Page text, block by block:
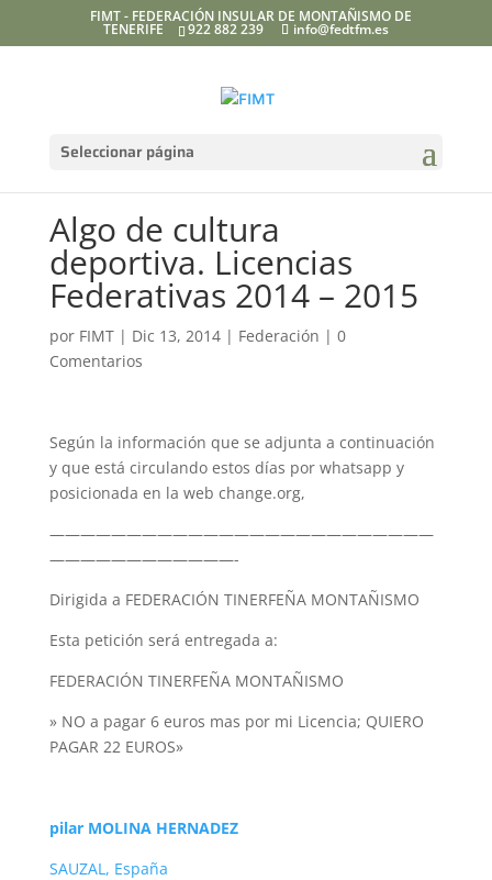
FIMT - FEDERACIÓN INSULAR DE MONTAÑISMO DE
TENERIFE 922 882 239 info@fedtfm.es
Seleccionar página
Algo de cultura
deportiva. Licencias
Federativas 2014 – 2015
por FIMT| Dic 13, 2014| Federación | 0
Comentarios
Según la información que se adjunta a continuación
y que está circulando estos días por whatsapp y
posicionada en la web change.org,
—————————————————————————
————————————-
Dirigida a FEDERACIÓN TINERFEÑA MONTAÑISMO
Esta petición será entregada a:
FEDERACIÓN TINERFEÑA MONTAÑISMO
» NO a pagar 6 euros mas por mi Licencia; QUIERO
PAGAR 22 EUROS»
pilar MOLINA HERNADEZ
SAUZAL, España